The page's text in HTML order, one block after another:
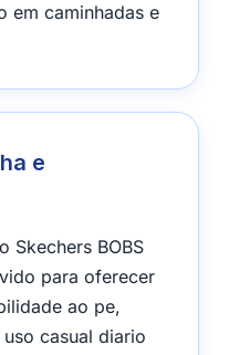
em caminhadas e
e
Skechers BOBS
para oferecer
ao pe,
casual diario